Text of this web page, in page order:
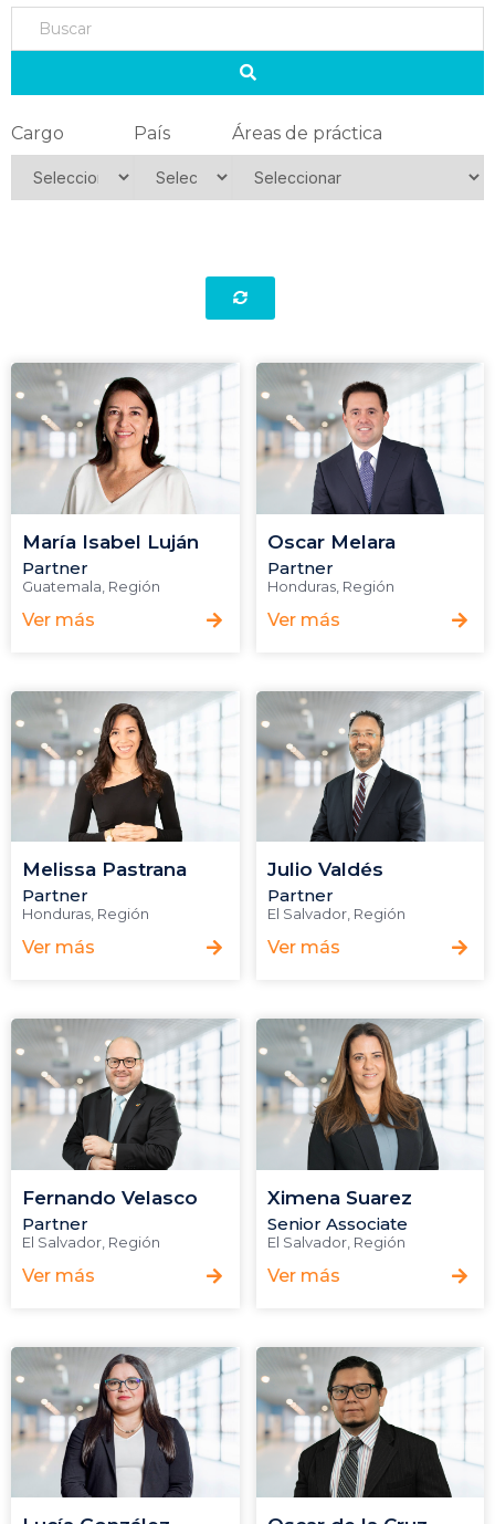
Cargo País Áreas de práctica
María Isabel Luján
Partner
Guatemala Región
Ver más
Oscar Melara
Partner
Honduras, Región
Ver más
Melissa Pastrana
Partner
Honduras, Región
Ver más
Julio Valdés
Partner
El Salvador, Región
Ver más
Fernando Velasco
Partner
El Salvador Región
Ver más
Ximena Suarez
Senior Associate
El Salvador, Región
Ver más